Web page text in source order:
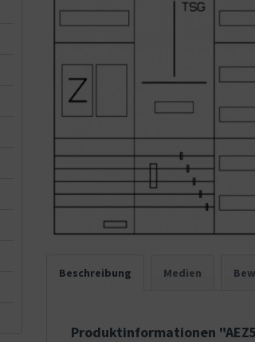
Beschreibung Medien
Produktinformationen